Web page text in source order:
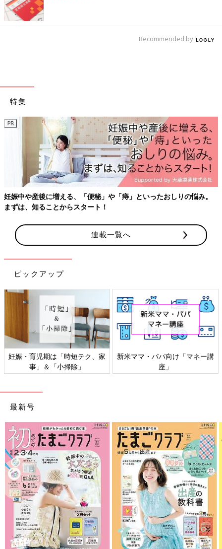
Recommended by
特集
妊娠中や産後に増える、「便秘」や「痔」といったおしりの悩み。
まずは、知ることからスタート！
連載一覧へ
ピックアップ
妊娠・育児期は「時短テク、家
事」＆「小掃除」
新米ママ・パパ向け「マネー講
座」
最新号